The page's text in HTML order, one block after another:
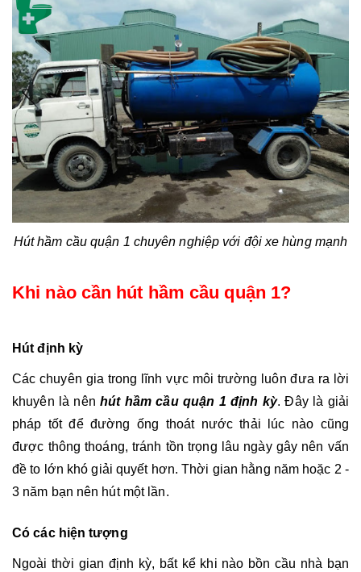
Hút hầm cầu quận 1 chuyên nghiệp với đội xe hùng mạnh
Khi nào cần hút hầm cầu quận 1?
Hút định kỳ
Các chuyên gia trong lĩnh vực môi trường luôn đưa ra lời
khuyên là nên hút hầm cầu quận 1 định kỳ. Đây là giải
pháp tốt để đường ống thoát nước thải lúc nào cũng
được thông thoáng, tránh tồn trọng lâu ngày gây nên vấn
đề to lớn khó giải quyết hơn. Thời gian hằng năm hoặc 2 -
3 năm bạn nên hút một lần.
Có các hiện tượng
Ngoài thời gian định kỳ, bất kể khi nào bồn cầu nhà bạn